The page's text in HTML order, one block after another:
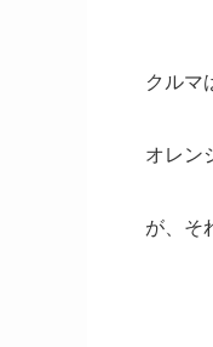
クルマ
オレン
が、そ